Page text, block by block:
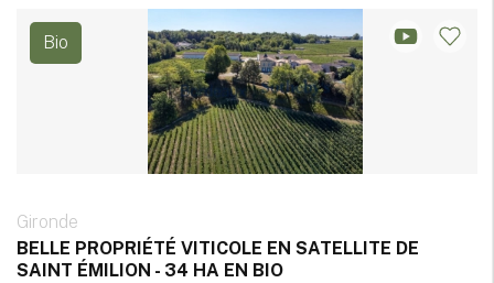
Bio
Gironde
BELLE PROPRIÉTÉ VITICOLE EN SATELLITE DE
SAINT ÉMILION - 34 HA EN BIO